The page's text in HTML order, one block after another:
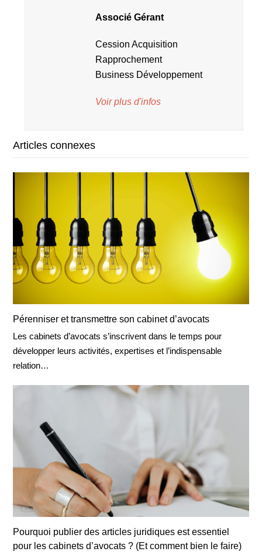
Associé Gérant
Cession Acquisition
Rapprochement
Business Développement
Voir plus d'infos
Articles connexes
Pérenniser et transmettre son cabinet d’avocats
Les cabinets d’avocats s’inscrivent dans le temps pour
développer leurs activités, expertises et l’indispensable
relation…
Pourquoi publier des articles juridiques est essentiel
pour les cabinets d’avocats ? (Et comment bien le faire)